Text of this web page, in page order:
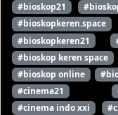
#bioskop21
#bioskopkeren.space
#bioskopkeren21
#bioskop keren space
#bioskop online
#cinema21
#cinema indo xxi